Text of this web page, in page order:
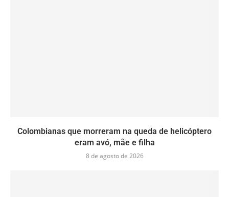
Colombianas que morreram na queda de helicóptero
eram avó, mãe e filha
8 de agosto de 2026